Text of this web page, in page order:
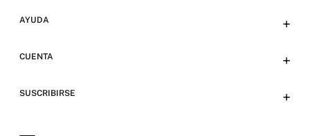
AYUDA +
Preguntas frecuentes
CUENTA +
SUSCRIBIRSE +